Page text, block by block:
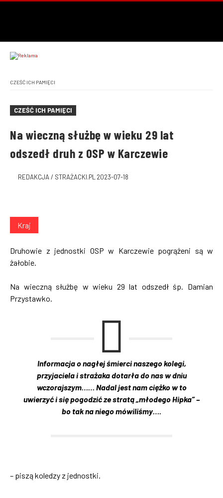
CZEŚĆ ICH PAMIĘCI
CZEŚĆ ICH PAMIĘCI
Na wieczną służbę w wieku 29 lat
odszedł druh z OSP w Karczewie
REDAKCJA / STRAŻACKI.PL 2023-07-18
Kraj
Druhowie z jednostki OSP w Karczewie pogrążeni są w
żałobie.
Na wieczną służbę w wieku 29 lat odszedł śp. Damian
Przystawko.
Informacja o nagłej śmierci naszego kolegi,
przyjaciela i strażaka dotarła do nas w dniu
wczorajszym…… Nadal jest nam ciężko w to
uwierzyć i się pogodzić ze stratą „młodego Hipka” –
bo tak na niego mówiliśmy….
– piszą koledzy z jednostki.